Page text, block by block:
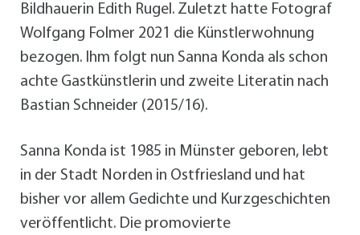
Bildhauerin Edith Rugel. Zuletzt hatte Fotograf
Wolfgang Folmer 2021 die Künstlerwohnung
bezogen. Ihm folgt nun Sanna Konda als schon
achte Gastkünstlerin und zweite Literatin nach
Bastian Schneider (2015/16).
Sanna Konda ist 1985 in Münster geboren, lebt
in der Stadt Norden in Ostfriesland und hat
bisher vor allem Gedichte und Kurzgeschichten
veröffentlicht. Die promovierte